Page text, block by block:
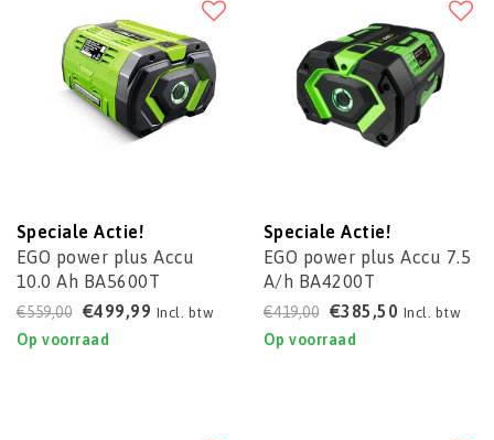
Speciale Actie!
EGO power plus Accu
10.0 Ah BA5600T
€559,00 €499,99 Incl. btw
Op voorraad
Speciale Actie!
EGO power plus Accu 7.5
A/h BA4200T
€419,00 €385,50 Incl. btw
Op voorraad